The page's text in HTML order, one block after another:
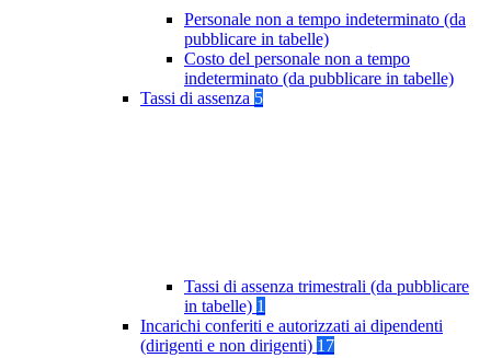
Personale non a tempo indeterminato (da
pubblicare in tabelle)
Costo del personale non a tempo
indeterminato (da pubblicare in tabelle)
Tassi di assenza 5
Tassi di assenza trimestrali (da pubblicare
in tabelle) 1
Incarichi conferiti e autorizzati ai dipendenti
(dirigenti e non dirigenti) 17